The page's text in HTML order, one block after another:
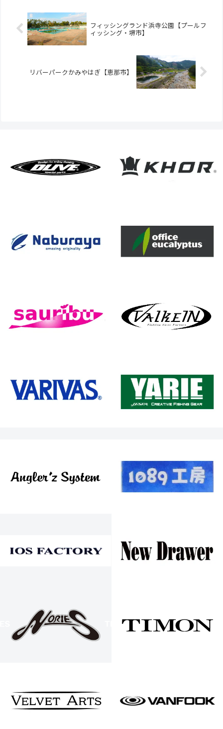
フィッシングランド浜寺公園【プールフ
ィッシング・堺市】
リバーパークかみやはぎ【恵那市】